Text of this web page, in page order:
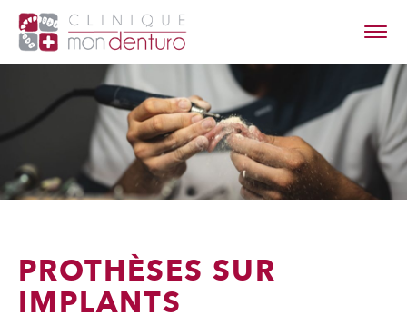
à propos
les denturos
PROTHÈSES SUR
IMPLANTS